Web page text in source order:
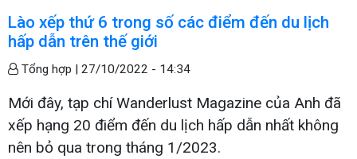
Lào xếp thứ 6 trong số các điểm đến du lịch
hấp dẫn trên thế giới
Tổng hợp | 27/10/2022 - 14:34
Mới đây, tạp chí Wanderlust Magazine của Anh đã
xếp hạng 20 điểm đến du lịch hấp dẫn nhất không
nên bỏ qua trong tháng 1/2023.